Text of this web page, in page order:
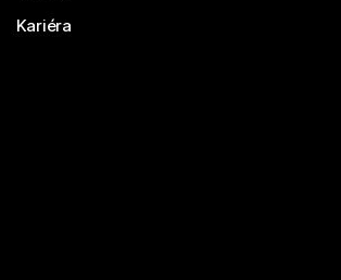
Kariéra